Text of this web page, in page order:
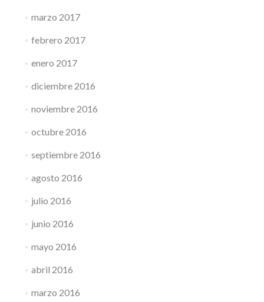
marzo 2017
febrero 2017
enero 2017
diciembre 2016
noviembre 2016
octubre 2016
septiembre 2016
agosto 2016
julio 2016
junio 2016
mayo 2016
abril 2016
marzo 2016